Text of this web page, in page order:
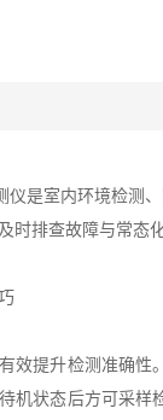
室内环境检测、
时排查故障与常态
提升检测准确性。
机状态后方可采样